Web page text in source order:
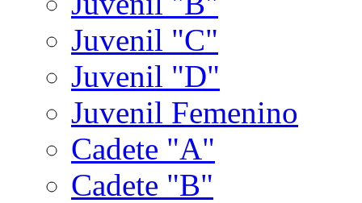
Juvenil "C"
Juvenil "D"
Juvenil Femenino
Cadete "A"
Cadete "B"